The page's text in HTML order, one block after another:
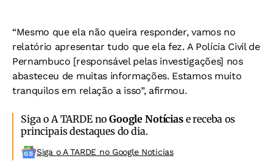
“Mesmo que ela não queira responder, vamos no
relatório apresentar tudo que ela fez. A Polícia Civil de
Pernambuco [responsável pelas investigações] nos
abasteceu de muitas informações. Estamos muito
tranquilos em relação a isso”, afirmou.
Siga o A TARDE noGoogle Notíciase receba os
principais destaques do dia.
Siga o A TARDE no Google Noticias